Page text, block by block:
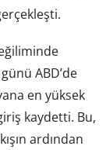
ABD’de
en yüksek
kaydetti. Bu,
ardından